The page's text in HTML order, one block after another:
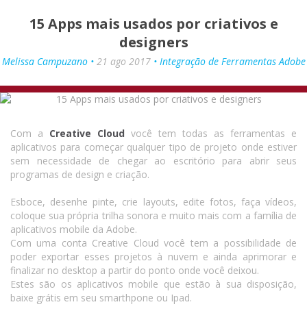
15 Apps mais usados por criativos e
designers
Melissa Campuzano • 21 ago 2017• Integração de Ferramentas Adobe
Com a Creative Cloud você tem todas as ferramentas e
aplicativos para começar qualquer tipo de projeto onde estiver
sem necessidade de chegar ao escritório para abrir seus
programas de design e criação.
Esboce, desenhe pinte, crie layouts, edite fotos, faça vídeos,
coloque sua própria trilha sonora e muito mais com a família de
aplicativos mobile da Adobe.
Com uma conta Creative Cloud você tem a possibilidade de
poder exportar esses projetos à nuvem e ainda aprimorar e
finalizar no desktop a partir do ponto onde você deixou.
Estes são os aplicativos mobile que estão à sua disposição,
baixe grátis em seu smarthpone ou Ipad.